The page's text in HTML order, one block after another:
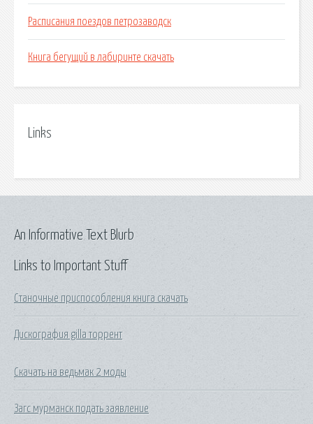
Расписания поездов петрозаводск
Книга бегущий в лабиринте скачать
Links
Links to Important Stuff
Станочные приспособления книга скачать
Дискография gilla торрент
Скачать на ведьмак 2 моды
Загс мурманск подать заявление
An Informative Text Blurb